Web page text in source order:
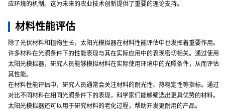
应环境的机制。这为未来的农业技术创新提供了重要的理论支持。
材料性能评估
除了光伏材料和植物生长，太阳光模拟器在材料性能评估中也发挥着重要作用。
许多材料在光照条件下的性能表现与其在实际应用中的表现密切相关。通过使用
太阳光模拟器，研究人员能够模拟材料在实际使用环境中的光照条件，从而评估
其性能。
在材料性能评估中，研究人员通常会关注材料的耐光性、热稳定性等指标。通过
对比不同材料在相同光照条件下的表现，科学家们能够筛选出更具优势的材料。
太阳光模拟器还可以用于研究材料的老化过程，帮助开发更耐用的产品。